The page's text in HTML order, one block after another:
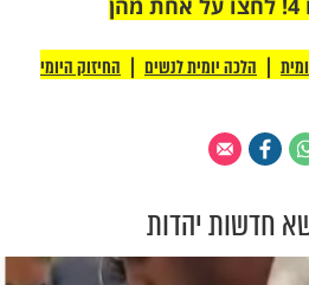
היום", אמרה איזבל
"סבי היה לא רק מנהיג
של התרבות
שבנה הומה אדם
את סיפור הקהילה
יומיומית לכך
לאף גורם מלבד